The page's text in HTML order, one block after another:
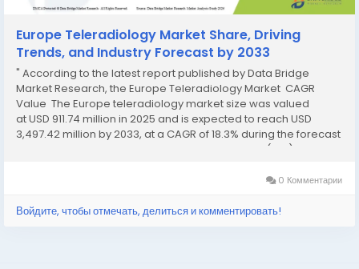
Europe Teleradiology Market Share, Driving
Trends, and Industry Forecast by 2033
" According to the latest report published by Data Bridge
Market Research, the Europe Teleradiology Market CAGR
Value The Europe teleradiology market size was valued
at USD 911.74 million in 2025 and is expected to reach USD
3,497.42 million by 2033, at a CAGR of 18.3% during the forecast
period Attaining maximum return on investment (ROI) is...
0 Комментарии
Войдите, чтобы отмечать, делиться и комментировать!